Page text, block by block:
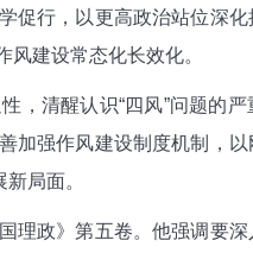
促行，以更高政治站位深
建设常态化长效化。
，清醒认识“四风”问题的
加强作风建设制度机制，
局面。
政》第五卷。他强调要深